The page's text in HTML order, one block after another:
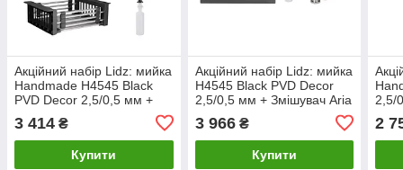
Акційний набір Lidz: мийка
Handmade H4545 Black
PVD Decor 2,5/0,5 мм +
кухонной мойки
3 414 ₴
Купити
Акційний набір Lidz: мийка
H4545 Black PVD Decor
2,5/0,5 мм + Змішувач Aria
виливом (k35) Black
3 966₴
Купити
2,5/
2